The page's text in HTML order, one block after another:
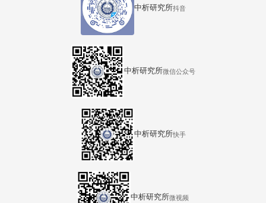
中析研究所抖音
中析研究所微信公众号
中析研究所快手
中析研究所微视频